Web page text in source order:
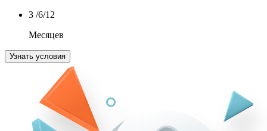
3 /6/12
Месяцев
Узнать условия